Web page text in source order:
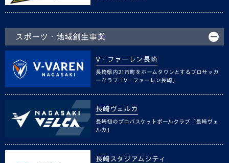
スポーツ・地域創生事業
V・ファーレン長崎
長崎県内21市町をホームタウンとするプロサッカ
ークラブ「V・ファーレン長崎」
長崎ヴェルカ
長崎初のプロバスケットボールクラブ「長崎ヴェ
ルカ」
長崎スタジアムシティ